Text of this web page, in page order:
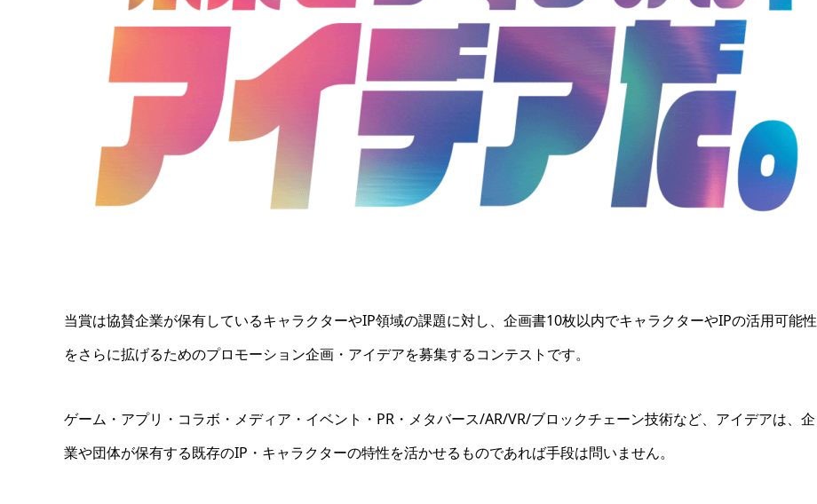
当賞は協賛企業が保有しているキャラクターやIP領域の課題に対し、企画書10枚以内でキャラクターやIPの活用可能性
をさらに拡げるためのプロモーション企画・アイデアを募集するコンテストです。
ゲーム・アプリ・コラボ・メディア・イベント・PR・メタバース/AR/VR/ブロックチェーン技術など、アイデアは、企
業や団体が保有する既存のIP・キャラクターの特性を活かせるものであれば手段は問いません。